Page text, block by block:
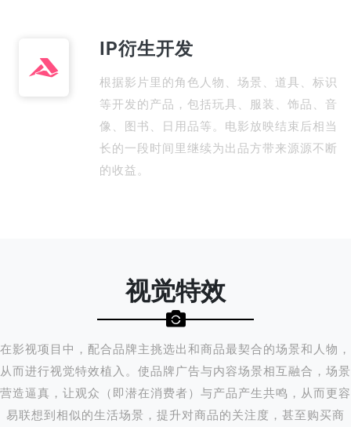
IP衍生开发
根据影片里的角色人物、场景、道具、标识
等开发的产品，包括玩具、服装、饰品、音
像、图书、日用品等。电影放映结束后相当
长的一段时间里继续为出品方带来源源不断
的收益。
视觉特效
在影视项目中，配合品牌主挑选出和商品最契合的场景和人物，
从而进行视觉特效植入。使品牌广告与内容场景相互融合，场景
营造逼真，让观众（即潜在消费者）与产品产生共鸣，从而更容
易联想到相似的生活场景，提升对商品的关注度，甚至购买商